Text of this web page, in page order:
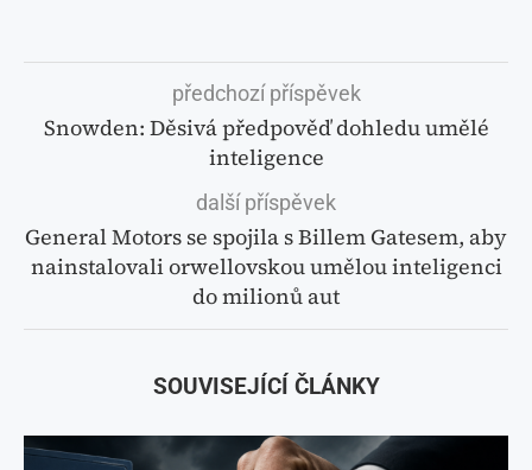
předchozí příspěvek
Snowden: Děsivá předpověď dohledu umělé
inteligence
další příspěvek
General Motors se spojila s Billem Gatesem, aby
nainstalovali orwellovskou umělou inteligenci
do milionů aut
SOUVISEJÍCÍ ČLÁNKY